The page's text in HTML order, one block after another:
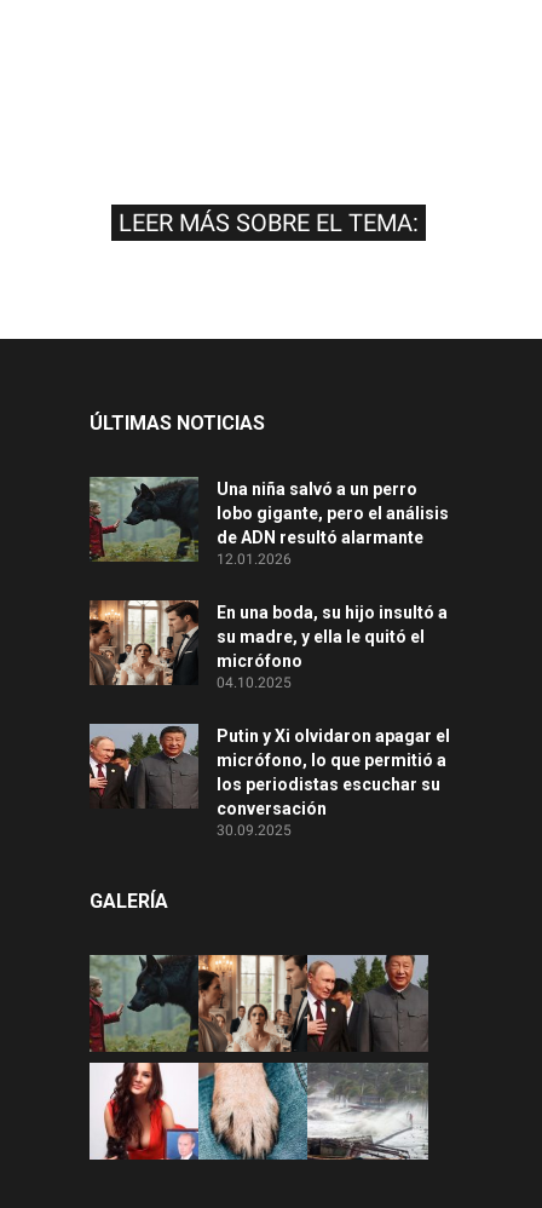
LEER MÁS SOBRE EL TEMA:
ÚLTIMAS NOTICIAS
Una niña salvó a un perro
lobo gigante, pero el análisis
de ADN resultó alarmante
12.01.2026
En una boda, su hijo insultó a
su madre, y ella le quitó el
micrófono
04.10.2025
Putin y Xi olvidaron apagar el
micrófono, lo que permitió a
los periodistas escuchar su
conversación
30.09.2025
GALERÍA